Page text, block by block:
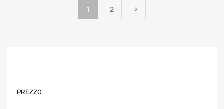
1 2
PREZZO